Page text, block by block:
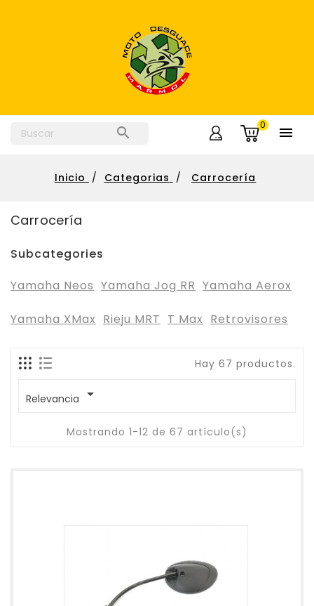
 
0
Inicio Categorias Carrocería
Carrocería
Subcategories
Yamaha Neos Yamaha Jog RR Yamaha Aerox
Yamaha XMax Rieju MRT T Max Retrovisores
Hay 67 productos.
Relevancia 
Mostrando 1-12 de 67 artículo(s)